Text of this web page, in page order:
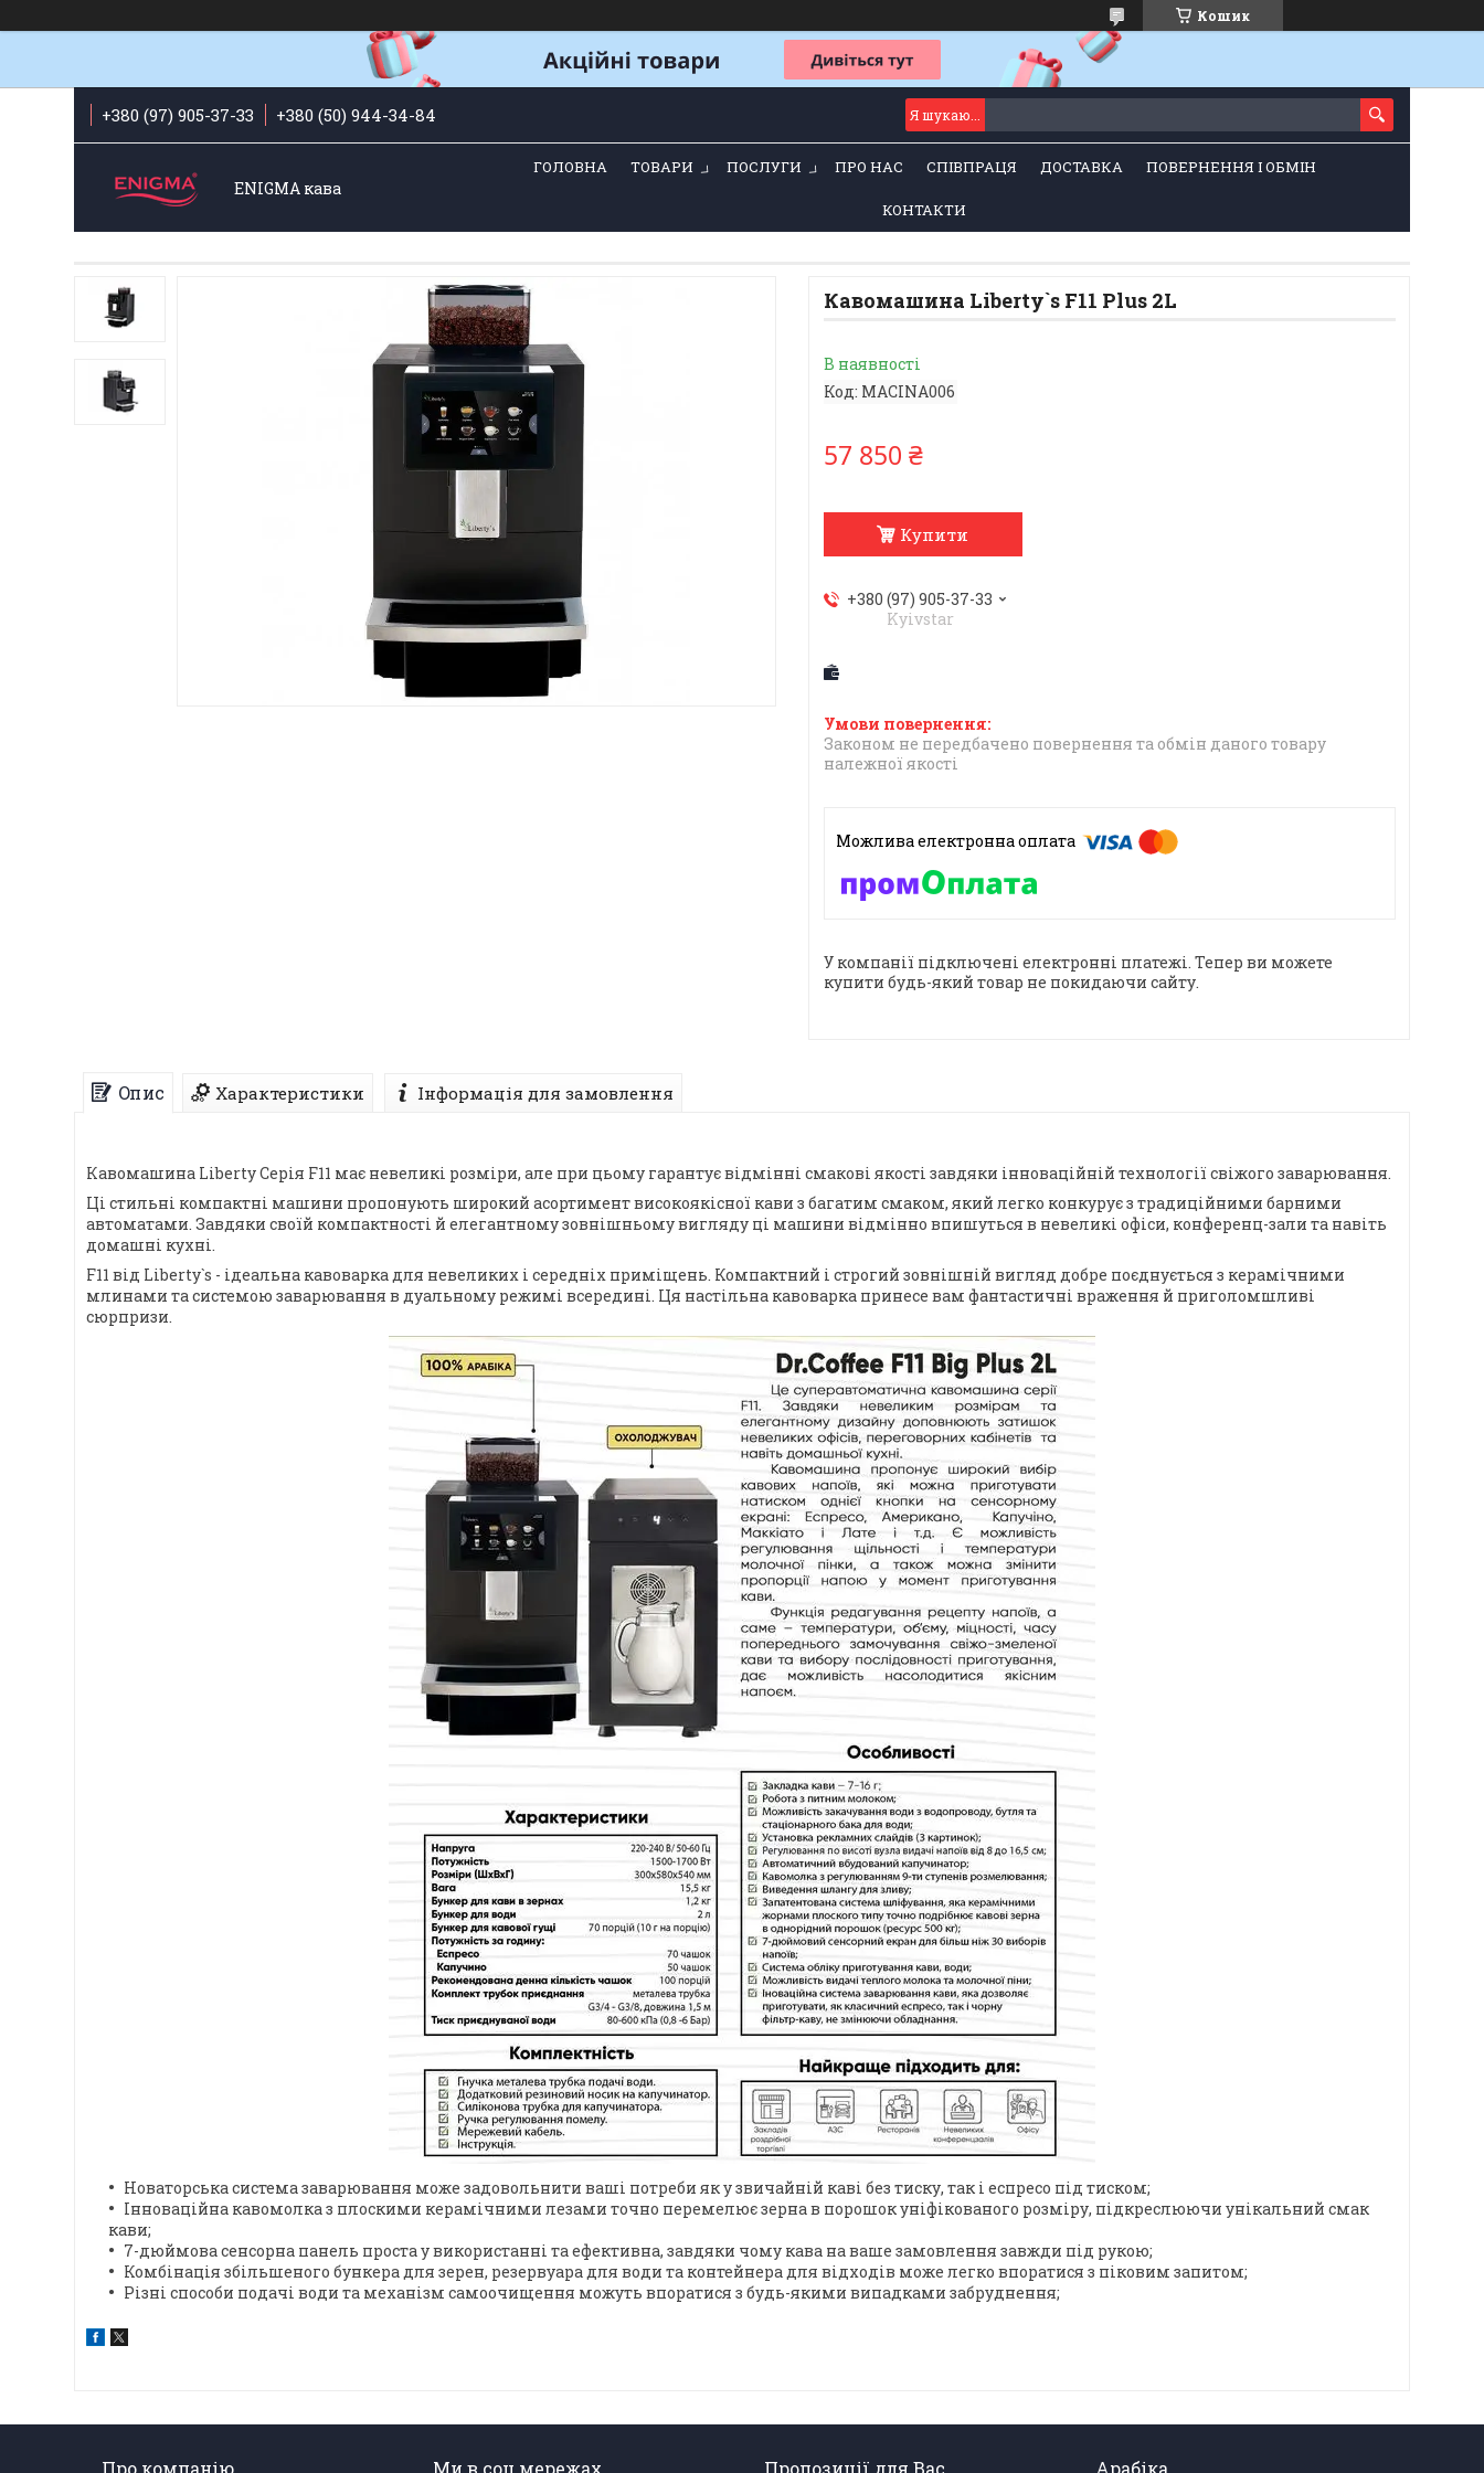
Кошик
+380 (97) 905-37-33 +380 (50) 944-34-84
ENIGMA кава
ГОЛОВНА ТОВАРИ ПОСЛУГИ ПРО НАС СПІВПРАЦЯ ДОСТАВКА ПОВЕРНЕННЯ І ОБМІН
КОНТАКТИ
Кавомашина Liberty`s F11 Plus 2L
В наявності
Код: MACINA006
57 850 ₴
Купити
+380 (97) 905-37-33
Kyivstar
Законом не передбачено повернення та обмін даного товару
належної якості
У компанії підключені електронні платежі. Тепер ви можете
купити будь-який товар не покидаючи сайту.
Опис Характеристики Інформація для замовлення
Кавомашина Liberty Серія F11 має невеликі розміри, але при цьому гарантує відмінні смакові якості завдяки інноваційній технології свіжого заварювання.
Ці стильні компактні машини пропонують широкий асортимент високоякісної кави з багатим смаком, який легко конкурує з традиційними барними
автоматами. Завдяки своїй компактності й елегантному зовнішньому вигляду ці машини відмінно впишуться в невеликі офіси, конференц-зали та навіть
домашні кухні.
F11 від Liberty`s - ідеальна кавоварка для невеликих і середніх приміщень. Компактний і строгий зовнішній вигляд добре поєднується з керамічними
млинами та системою заварювання в дуальному режимі всередині. Ця настільна кавоварка принесе вам фантастичні враження й приголомшливі
сюрпризи.
Новаторська система заварювання може задовольнити ваші потреби як у звичайній каві без тиску, так і еспресо під тиском;
Інноваційна кавомолка з плоскими керамічними лезами точно перемелює зерна в порошок уніфікованого розміру, підкреслюючи унікальний смак
кави;
7-дюймова сенсорна панель проста у використанні та ефективна, завдяки чому кава на ваше замовлення завжди під рукою;
Комбінація збільшеного бункера для зерен, резервуара для води та контейнера для відходів може легко впоратися з піковим запитом;
Різні способи подачі води та механізм самоочищення можуть впоратися з будь-якими випадками забруднення;
Про компанію Ми в соц.мережах Пропозиції для Вас Арабіка